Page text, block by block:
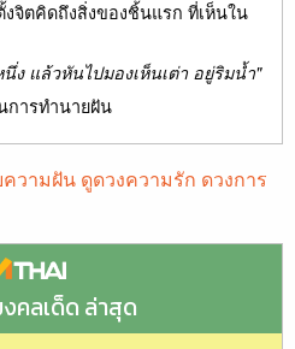
จิตคิดถึงสิ่งของชิ้นแรก ที่เห็นใน
ง แล้วหันไปมองเห็นเต่า อยู่ริมน้ำ"
การทำนายฝัน
วามฝัน ดูดวงความรัก ดวงการ
คลเด็ด ล่าสุด